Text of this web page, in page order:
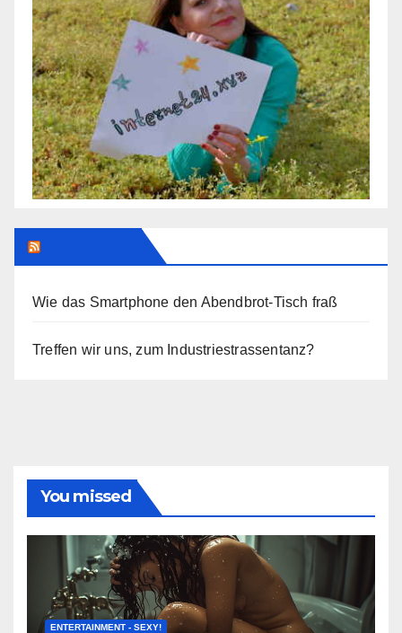
Wie das Smartphone den Abendbrot-Tisch fraß
Treffen wir uns, zum Industriestrassentanz?
You missed
ENTERTAINMENT - SEXY!